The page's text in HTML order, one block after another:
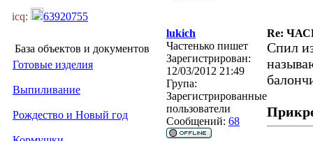
icq: 63920755
База объектов и документов
Готовые изделия
Выпиливание
Рождество и Новый год
lukich
Re:
Частенько пишет
Зарегистрирован:
12/03/2012 21:49
Група:
Зарегистрированные
пользователи
Сообщений: 68
Спил